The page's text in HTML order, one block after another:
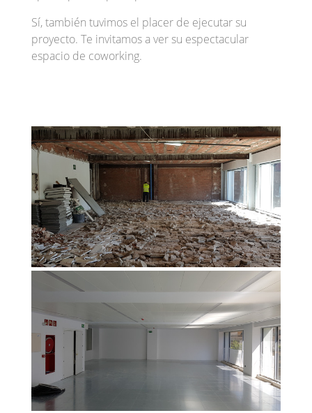
Sí, también tuvimos el placer de ejecutar su
proyecto. Te invitamos a ver su espectacular
espacio de coworking.